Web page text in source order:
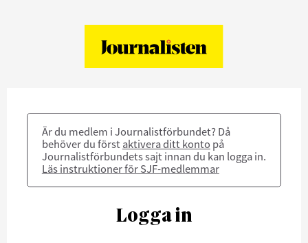
Är du medlem i Journalistförbundet? Då
behöver du först aktivera ditt konto på
Journalistförbundets sajt innan du kan logga in.
Läs instruktioner för SJF-medlemmar
Logga in